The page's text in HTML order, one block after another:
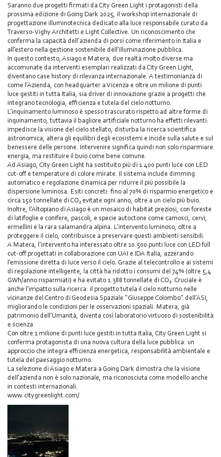
Saranno due progetti firmati da City Green Light i protagonisti della
prossima edizione di Going Dark 2025, il workshop internazionale di
progettazione illuminotecnica dedicato alla luce responsabile curato da
Traverso-Vighy Architetti e Light Collective. Un riconoscimento che
conferma la capacità dell’azienda di porsi come riferimento in Italia e
all’estero nella gestione sostenibile dell’illuminazione pubblica.
In questo contesto, Asiago e Matera, due realtà molto diverse ma
accomunate da interventi esemplari realizzati da City Green Light,
diventano case history di rilevanza internazionale. A testimonianza di
come l’Azienda, con headquarter a Vicenza e oltre un milione di punti
luce gestiti in tutta Italia, sia driver di innovazione grazie a progetti che
integrano tecnologia, efficienza e tutela del cielo notturno.
L’inquinamento luminoso è spesso trascurato rispetto ad altre forme di
inquinamento, tuttavia il bagliore artificiale notturno ha effetti rilevanti:
impedisce la visione del cielo stellato, disturba la ricerca scientifica
astronomica, altera gli equilibri degli ecosistemi e incide sulla salute e sul
benessere delle persone. Intervenire significa quindi non solo risparmiare
energia, ma restituire il buio come bene comune.
Ad Asiago, City Green Light ha sostituito più di 1.400 punti luce con LED
cut-off e temperature di colore mirate. Il sistema include dimming
automatico e regolazione dinamica per ridurre il più possibile la
dispersione luminosa. Esiti concreti: fino al 70% di risparmio energetico e
circa 150 tonnellate di CO₂ evitate ogni anno, oltre a un cielo più buio.
Inoltre, l’Altopiano di Asiago è un mosaico di habitat preziosi, con foreste
di latifoglie e conifere, pascoli, e specie autoctone come camosci, cervi,
ermellini e la rara salamandra alpina. L’intervento luminoso, oltre a
proteggere il cielo, contribuisce a preservare questi ambienti sensibili.
A Matera, l’intervento ha interessato oltre 10.500 punti luce con LED full
cut-off progettati in collaborazione con UAI e IDA Italia, azzerando
l’emissione diretta di luce verso il cielo. Grazie al telecontrollo e ai sistemi
di regolazione intelligente, la città ha ridotto i consumi del 74% (oltre 5,4
GWh/anno risparmiati) e ha evitato 1.388 tonnellate di CO₂. Cruciale è
anche l’impatto sulla ricerca: il progetto tutela il cielo notturno nelle
vicinanze del Centro di Geodesia Spaziale “Giuseppe Colombo” dell’ASI,
migliorando le condizioni per le osservazioni spaziali. Matera, già
patrimonio dell’Umanità, diventa così laboratorio virtuoso di sostenibilità
e scienza.
Con oltre 1 milione di punti luce gestiti in tutta Italia, City Green Light si
conferma protagonista di una nuova cultura della luce pubblica: un
approccio che integra efficienza energetica, responsabilità ambientale e
tutela del paesaggio notturno.
La selezione di Asiago e Matera a Going Dark dimostra che la visione
dell’azienda non è solo nazionale, ma riconosciuta come modello anche
in contesti internazionali.
www.citygreenlight.com/